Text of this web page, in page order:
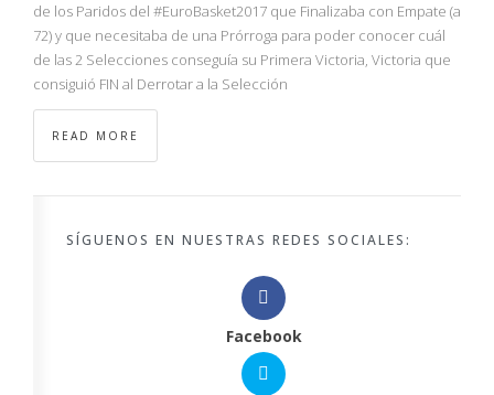
de los Paridos del #EuroBasket2017 que Finalizaba con Empate (a
72) y que necesitaba de una Prórroga para poder conocer cuál
de las 2 Selecciones conseguía su Primera Victoria, Victoria que
consiguió FIN al Derrotar a la Selección
READ MORE
SÍGUENOS EN NUESTRAS REDES SOCIALES:
Facebook